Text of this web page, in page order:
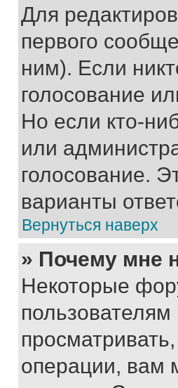
Для
первого
ним). Если
голосование
Но если кто-
или
голосование.
варианты
Вернуться наверх
» Почему мне
Некоторые
операции, вам